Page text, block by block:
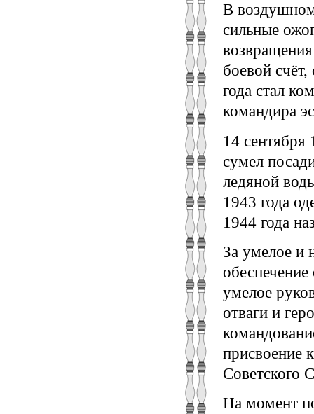
В
сильные
боевой
года стал
командира
14
сумел
ледяной
1943 года
1944 года
За умелое и
умелое
отваги и
присвоение
Советского
На момент